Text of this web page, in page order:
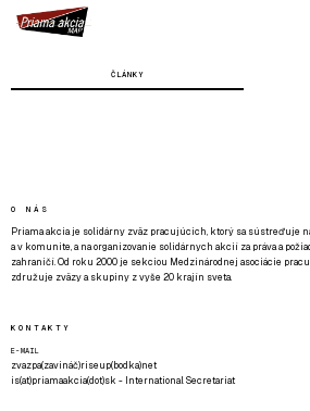
ČLÁNKY
O NÁS
Priama akcia je solidárny zväz pracujúcich, ktorý sa sústreďuje
a v komunite, a na organizovanie solidárnych akcií za práva a
zahraničí. Od roku 2000 je sekciou Medzinárodnej asociácie
združuje zväzy a skupiny z vyše 20 krajín sveta.
KONTAKTY
E-MAIL
zvazpa(zavináč)riseup(bodka)net
is(at)priamaakcia(dot)sk - International Secretariat